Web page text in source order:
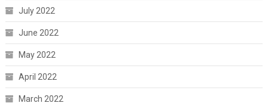
July 2022
June 2022
May 2022
April 2022
March 2022